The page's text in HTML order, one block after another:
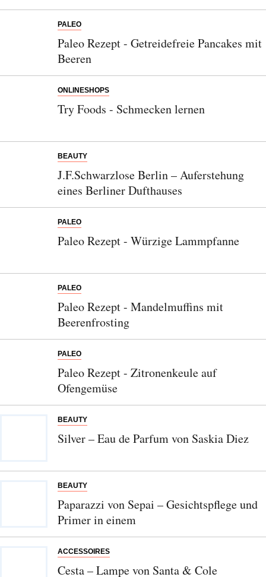
PALEO
Paleo Rezept - Getreidefreie Pancakes mit
Beeren
ONLINESHOPS
Try Foods - Schmecken lernen
BEAUTY
J.F.Schwarzlose Berlin – Auferstehung
eines Berliner Dufthauses
PALEO
Paleo Rezept - Würzige Lammpfanne
PALEO
Paleo Rezept - Mandelmuffins mit
Beerenfrosting
PALEO
Paleo Rezept - Zitronenkeule auf
Ofengemüse
BEAUTY
Silver – Eau de Parfum von Saskia Diez
BEAUTY
Paparazzi von Sepai – Gesichtspflege und
Primer in einem
ACCESSOIRES
Cesta – Lampe von Santa & Cole
Abonnieren Sie unseren Newsletter